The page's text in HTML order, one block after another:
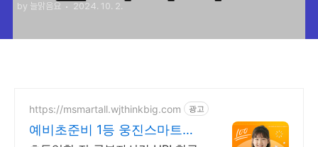
by 늘맑음요 2024. 10. 2.
https://msmartall.wjthinkbig.com 광고
예비초준비 1등 웅진스마트올